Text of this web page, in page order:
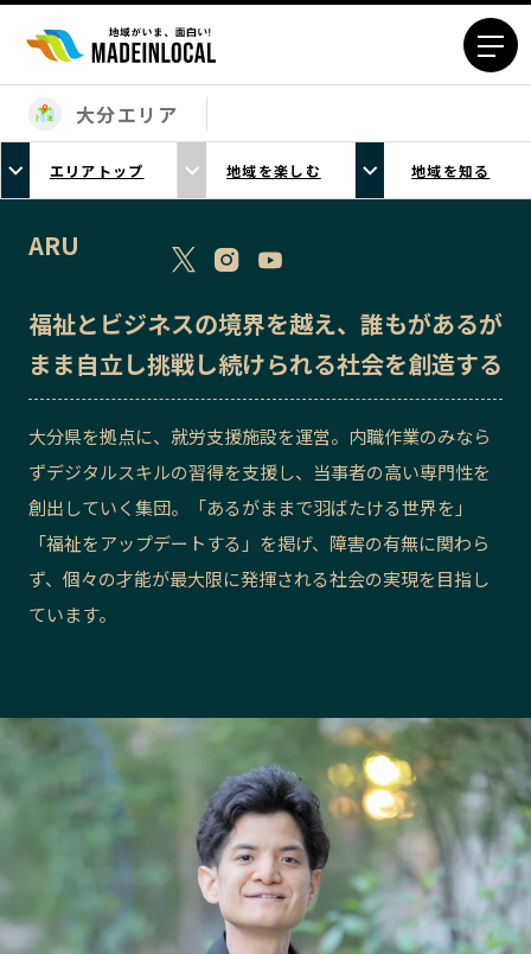
エリアから探す
北海道エリア
青森エリア
山形エリア
栃木エリア
群馬エリア
埼玉エリア
千葉エリア
神奈川エリア
新潟エリア
富山エリア
石川エリア
河内エリア
兵庫エリア
奈良エリア
和歌山エリア
島根エリア
広島エリア
山口エリア
徳島エリア
香川エリア
愛媛エリア
大分エリア
エリアトップ 地域を楽しむ 地域を知る
ARU
福祉とビジネスの境界を越え、誰もがあるが
まま自立し挑戦し続けられる社会を創造する
大分県を拠点に、就労支援施設を運営。内職作業のみなら
ずデジタルスキルの習得を支援し、当事者の高い専門性を
創出していく集団。「あるがままで羽ばたける世界を」
「福祉をアップデートする」を掲げ、障害の有無に関わら
ず、個々の才能が最大限に発揮される社会の実現を目指し
ています。